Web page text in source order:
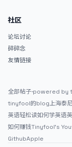
社区
论坛讨论
碎碎念
友情链接
全部帖子·powered by
tinyfool的blog上海泰尼
英语轻松读如何学英语
如何赚钱Tinyfool's
GithubApple